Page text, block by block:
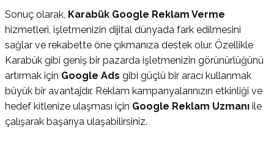
Sonuç olarak, Karabük Google Reklam Verme
hizmetleri, işletmenizin dijital dünyada fark edilmesini
sağlar ve rekabette öne çıkmanıza destek olur. Özellikle
Karabük gibi geniş bir pazarda işletmenizin görünürlüğünü
artırmak için Google Ads gibi güçlü bir aracı kullanmak
büyük bir avantajdır. Reklam kampanyalarınızın etkinliği ve
hedef kitlenize ulaşması için Google Reklam Uzmanı ile
çalışarak başarıya ulaşabilirsiniz.